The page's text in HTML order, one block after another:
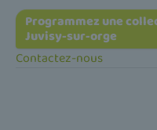
Programmez une
Juvisy-sur-orge
Contactez-nous